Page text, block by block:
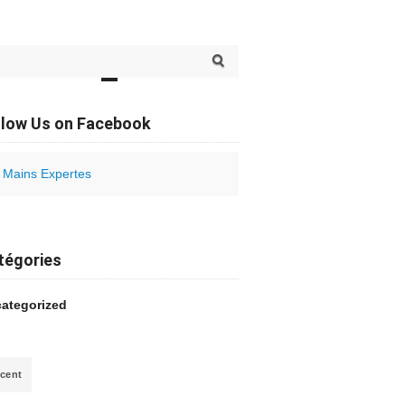
Us on Facebook
Mains Expertes